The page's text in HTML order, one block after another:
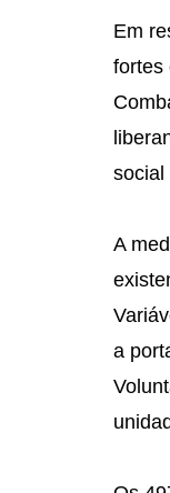
Em
fortes
social
A
a